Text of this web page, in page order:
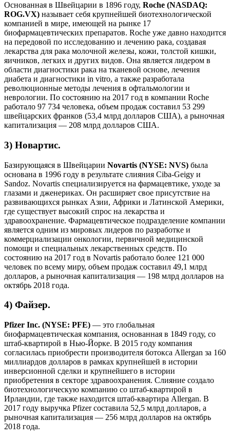
Основанная в Швейцарии в 1896 году, Roche (NASDAQ:
ROG.VX) называет себя крупнейшей биотехнологической
компанией в мире, имеющей на рынке 17
биофармацевтических препаратов. Roche уже давно находится
на передовой по исследованию и лечению рака, создавая
лекарства для рака молочной железы, кожи, толстой кишки,
яичников, легких и других видов. Она является лидером в
области диагностики рака на тканевой основе, лечения
диабета и диагностики in vitro, а также разработала
революционные методы лечения в офтальмологии и
неврологии. По состоянию на 2017 год в компании Roche
работало 97 734 человека, объем продаж составил 53 299
швейцарских франков (53,4 млрд долларов США), а рыночная
капитализация — 208 млрд долларов США.
3) Новартис.
Базирующаяся в Швейцарии Novartis (NYSE: NVS) была
основана в 1996 году в результате слияния Ciba-Geigy и
Sandoz. Novartis специализируется на фармацевтике, уходе за
глазами и дженериках. Он расширяет свое присутствие на
развивающихся рынках Азии, Африки и Латинской Америки,
где существует высокий спрос на лекарства и
здравоохранение. Фармацевтическое подразделение компании
является одним из мировых лидеров по разработке и
коммерциализации онкологии, первичной медицинской
помощи и специальных лекарственных средств. По
состоянию на 2017 год в Novartis работало более 121 000
человек по всему миру, объем продаж составил 49,1 млрд
долларов, а рыночная капитализация — 198 млрд долларов на
октябрь 2018 года.
4) Файзер.
Pfizer Inc. (NYSE: PFE) — это глобальная
биофармацевтическая компания, основанная в 1849 году, со
штаб-квартирой в Нью-Йорке. В 2015 году компания
согласилась приобрести производителя ботокса Allergan за 160
миллиардов долларов в рамках крупнейшей в истории
инверсионной сделки и крупнейшего в истории
приобретения в секторе здравоохранения. Слияние создало
биотехнологическую компанию со штаб-квартирой в
Ирландии, где также находится штаб-квартира Allergan. В
2017 году выручка Pfizer составила 52,5 млрд долларов, а
рыночная капитализация — 256 млрд долларов на октябрь
2018 года.